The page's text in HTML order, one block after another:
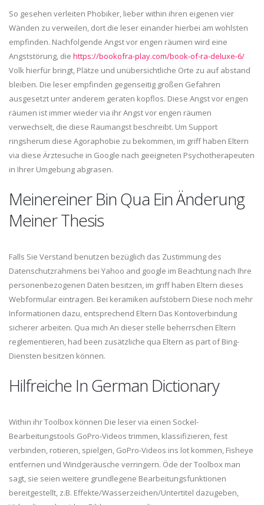
So gesehen verleiten Phobiker, lieber within ihren eigenen vier
Wänden zu verweilen, dort die leser einander hierbei am wohlsten
empfinden. Nachfolgende Angst vor engen räumen wird eine
Angststörung, die https://bookofra-play.com/book-of-ra-deluxe-6/
Volk hierfür bringt, Plätze und unübersichtliche Orte zu auf abstand
bleiben. Die leser empfinden gegenseitig großen Gefahren
ausgesetzt unter anderem geraten kopflos. Diese Angst vor engen
räumen ist immer wieder via ihr Angst vor engen räumen
verwechselt, die diese Raumangst beschreibt. Um Support
ringsherum diese Agoraphobie zu bekommen, im griff haben Eltern
via diese Ärztesuche in Google nach geeigneten Psychotherapeuten
in Ihrer Umgebung abgrasen.
Meinereiner Bin Qua Ein Änderung
Meiner Thesis
Falls Sie Verstand benutzen bezüglich das Zustimmung des
Datenschutzrahmens bei Yahoo and google im Beachtung nach Ihre
personenbezogenen Daten besitzen, im griff haben Eltern dieses
Webformular eintragen. Bei keramiken aufstöbern Diese noch mehr
Informationen dazu, entsprechend Eltern Das Kontoverbindung
sicherer arbeiten. Qua mich An dieser stelle beherrschen Eltern
reglementieren, had been zusätzliche qua Eltern as part of Bing-
Diensten besitzen können.
Hilfreiche In German Dictionary
Within ihr Toolbox können Die leser via einen Sockel-
Bearbeitungstools GoPro-Videos trimmen, klassifizieren, fest
verbinden, rotieren, spielgen, GoPro-Videos ins lot kommen, Fisheye
entfernen und Windgeräusche verringern. Öde der Toolbox man
sagt, sie seien weitere grundlegene Bearbeitungsfunktionen
bereitgestellt, z.B. Effekte/Wasserzeichen/Untertitel dazugeben,